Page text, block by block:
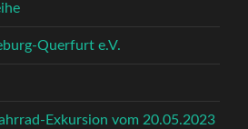
Querfurt e.V.
Exkursion vom 20.05.2023